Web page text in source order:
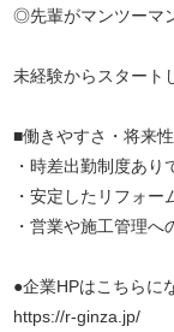
◎先輩がマンツーマ
未経験からスタート
■働きやすさ・将来性
・時差出勤制度あり
・安定したリフォー
・営業や施工管理
●企業HPはこちらに
https://r-ginza.jp/